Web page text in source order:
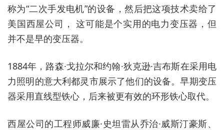
称为“二次手发电机”的设备，然后把这项技术卖给了
美国西屋公司， 这可能是个实用的电力变压器，但
并不是早的变压器。
1884年，路森·戈拉尔和约翰·狄克逊·吉布斯在采用电
力照明的意大利都灵市展示了他们的设备。早期变压
器采用直线型铁心，后来被更有效的环形铁心取代。
西屋公司的工程师威廉·史坦雷从乔治·威斯汀豪斯、